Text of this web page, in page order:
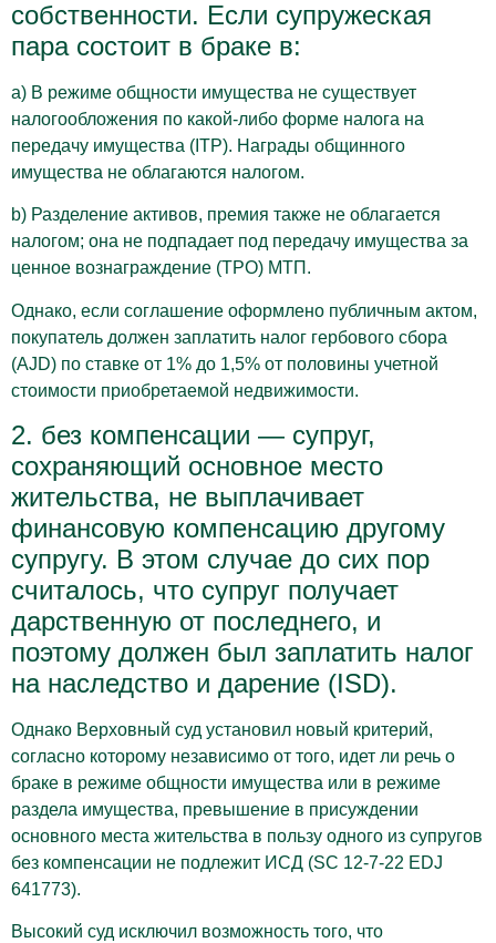
собственности. Если супружеская
пара состоит в браке в:
a) В режиме общности имущества не существует
налогообложения по какой-либо форме налога на
передачу имущества (ITP). Награды общинного
имущества не облагаются налогом.
b) Разделение активов, премия также не облагается
налогом; она не подпадает под передачу имущества за
ценное вознаграждение (TPO) МТП.
Однако, если соглашение оформлено публичным актом,
покупатель должен заплатить налог гербового сбора
(AJD) по ставке от 1% до 1,5% от половины учетной
стоимости приобретаемой недвижимости.
2. без компенсации — супруг,
сохраняющий основное место
жительства, не выплачивает
финансовую компенсацию другому
супругу. В этом случае до сих пор
считалось, что супруг получает
дарственную от последнего, и
поэтому должен был заплатить налог
на наследство и дарение (ISD).
Однако Верховный суд установил новый критерий,
согласно которому независимо от того, идет ли речь о
браке в режиме общности имущества или в режиме
раздела имущества, превышение в присуждении
основного места жительства в пользу одного из супругов
без компенсации не подлежит ИСД (SC 12-7-22 EDJ
641773).
Высокий суд исключил возможность того, что